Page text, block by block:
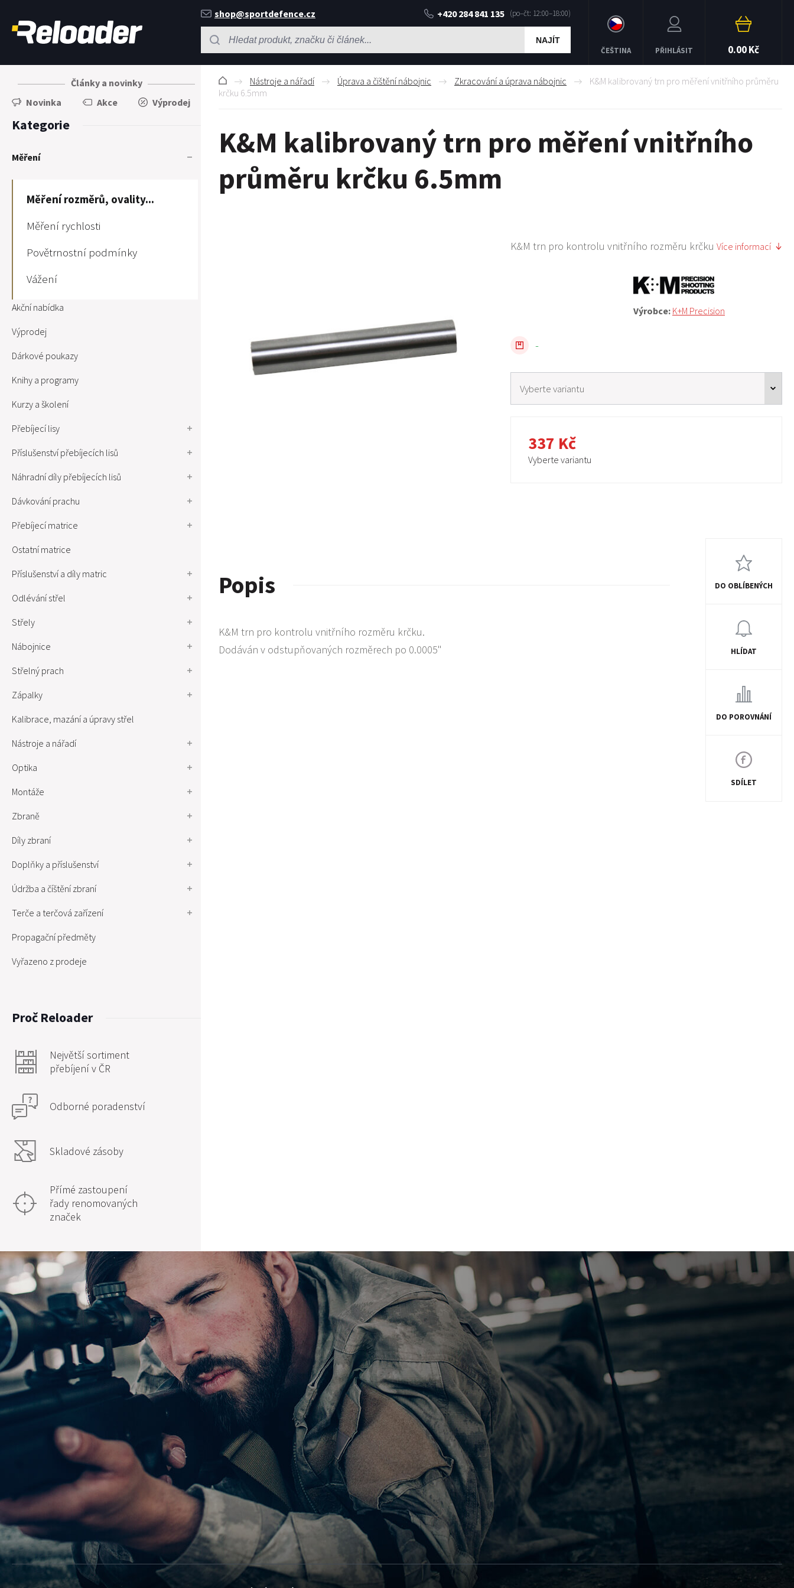
shop@sportdefence.cz +420 284 841 135
NAJÍT
ČEŠTINA PŘIHLÁSIT 0.00 Kč
Články a novinky
Novinka
Akce Výprodej
Kategorie
Měření
Měření rozměrů, ovality...
Měření rychlosti
Povětrnostní podmínky
Vážení
Akční nabídka
Výprodej
Dárkové poukazy
Knihy a programy
Kurzy a školení
Přebíjecí lisy
Příslušenství přebíjecích lisů
Náhradní díly přebíjecích lisů
Dávkování prachu
Přebíjecí matrice
Ostatní matrice
Příslušenství a díly matric
Odlévání střel
Střely
Nábojnice
Střelný prach
Zápalky
Kalibrace, mazání a úpravy střel
Nástroje a nářadí
Optika
Montáže
Zbraně
Díly zbraní
Doplňky a příslušenství
Údržba a číštění zbraní
Terče a terčová zařízení
Propagační předměty
Vyřazeno z prodeje
Proč Reloader
Největší sortiment
přebíjení v ČR
Odborné poradenství
Skladové zásoby
Přímé zastoupení
řady renomovaných
značek
Nástroje a nářadí Úprava a čištění nábojnic Zkracování a úprava nábojnic
K&M kalibrovaný trn pro měření vnitřního průměru
krčku 6.5mm
K&M kalibrovaný trn pro měření vnitřního
průměru krčku 6.5mm
K&M trn pro kontrolu vnitřního rozměru krčku Více informací
Výrobce: K+M Precision
-
337 Kč
Vyberte variantu
Popis
K&M trn pro kontrolu vnitřního rozměru krčku.
Dodáván v odstupňovaných rozměrech po 0.0005"
DO OBLÍBENÝCH
HLÍDAT
DO POROVNÁNÍ
SDÍLET